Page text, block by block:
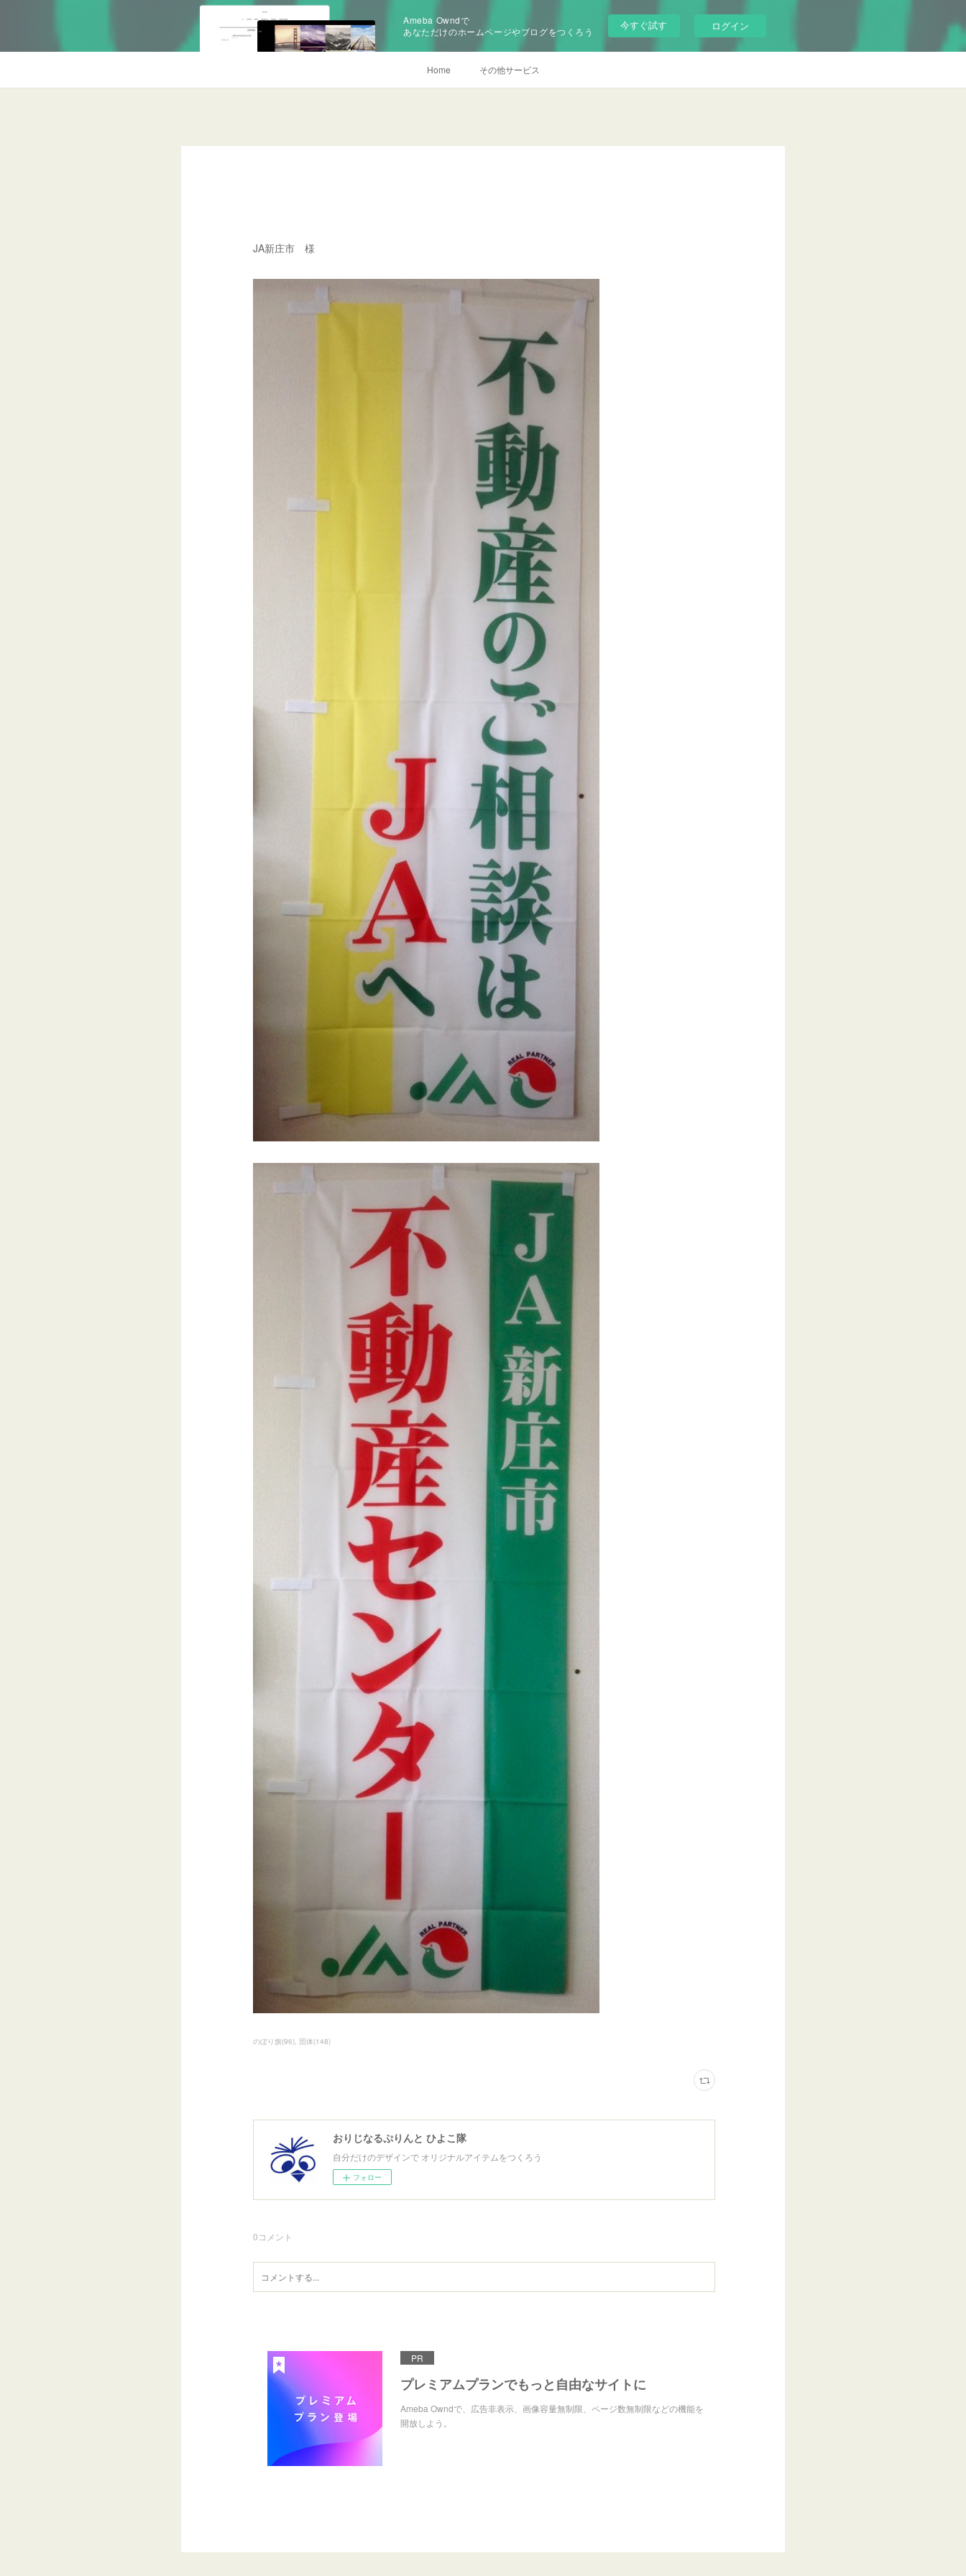
Ameba Owndで
あなただけのホームページやブログをつくろう
今すぐ試す ログイン
Home その他サービス
JA新庄市 様
のぼり旗(96) 団体(148)
おりじなるぷりんと ひよこ隊
自分だけのデザインで オリジナルアイテムをつくろう
フォロー
0コメント
PR
プレミアムプランでもっと自由なサイトに
Ameba Owndで、広告非表示、画像容量無制限、ページ数無制限などの機能を
開放しよう。